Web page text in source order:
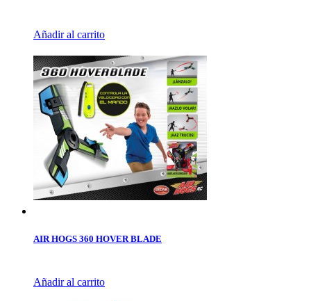
Añadir al carrito
AIR HOGS 360 HOVER BLADE
Añadir al carrito